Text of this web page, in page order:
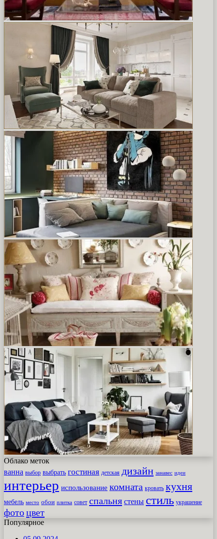
Облако меток
ванна выбор выбрать гостиная детская дизайн занавес идеи
интерьер использование комната кровать кухня
мебель место обои плитка совет спальня стены стиль украшение
фотоцвет
Популярное